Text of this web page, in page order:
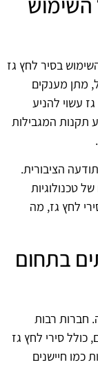
בסיר לחץ גז
מתן מענקים
עשוי להניע
תקנות המגבילות
הציבורית.
טכנולוגיות
לחץ גז, מה
בתחום
חברות רבות
כולל סירי לחץ גז
כמו חיישנים